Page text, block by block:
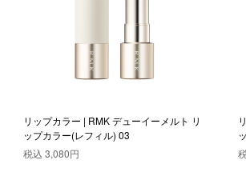
リップカラー | RMK デューイーメルト リ
ップカラー(レフィル) 03
税込 3,080円